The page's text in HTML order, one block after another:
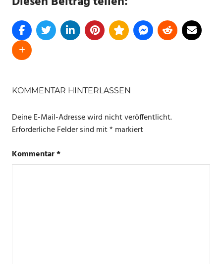
AMAZON
KOMMENTAR HINTERLASSEN
Deine E-Mail-Adresse wird nicht veröffentlicht.
Erforderliche Felder sind mit* markiert
Kommentar*